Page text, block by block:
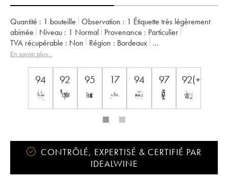
Quantité : 1 bouteille Observation : 1 Étiquette très légèrement
abimée
Niveau : 1 Normal Provenance : particulier
TVA récupérable :
non Région :
Bordeaux
Appellation :
En savoir plus...
94 92 95 17 94 97 92(+)
CONTRÔLÉ, EXPERTISÉ & CERTIFIÉ PAR
IDEALWINE